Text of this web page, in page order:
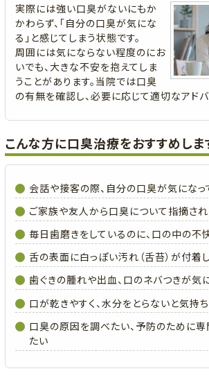
実際には強い口臭がないにもか
かわらず、「自分の口臭が気にな
る」と感じてしまう状態です。
周囲には気にならない程度のにお
いでも、大きな不安を抱えてしま
うことがあります。当院では口臭
の有無を確認し、必要に応じて適切なアドバ
こんな方に口臭治療をおすすめしま
会話や接客の際、自分の口臭が気になっ
ご家族や友人から口臭について指摘さ
毎日歯磨きをしているのに、口の中の不
舌の表面に白っぽい汚れ（舌苔）が付着
歯ぐきの腫れや出血、口のネバつきが気
口が乾きやすく、水分をとらないと気持
口臭の原因を調べたい、予防のために
たい